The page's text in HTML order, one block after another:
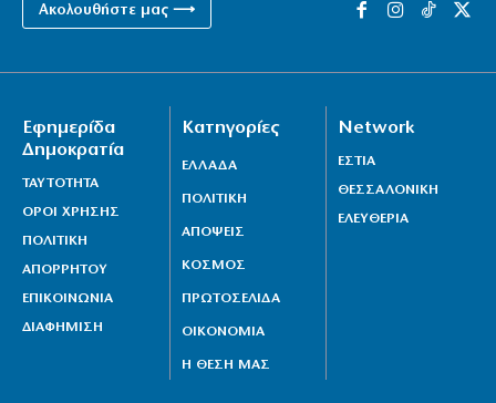
Ακολουθήστε μας ⟶
Εφημερίδα
Δημοκρατία
ΤΑΥΤΟΤΗΤΑ
ΟΡΟΙ ΧΡΗΣΗΣ
ΠΟΛΙΤΙΚΗ
ΑΠΟΡΡΗΤΟΥ
ΕΠΙΚΟΙΝΩΝΙΑ
ΔΙΑΦΗΜΙΣΗ
Κατηγορίες
ΕΛΛΑΔΑ
ΠΟΛΙΤΙΚΗ
ΑΠΟΨΕΙΣ
ΚΟΣΜΟΣ
ΠΡΩΤΟΣΕΛΙΔΑ
ΟΙΚΟΝΟΜΙΑ
Η ΘΕΣΗ ΜΑΣ
Network
ΕΣΤΙΑ
ΘΕΣΣΑΛΟΝΙΚΗ
ΕΛΕΥΘΕΡΙΑ